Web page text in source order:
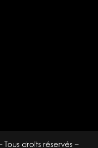
droits réservés –